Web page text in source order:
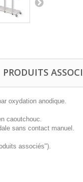
PRODUITS
oxydation anodique.
caoutchouc.
sans contact manuel.
associés").